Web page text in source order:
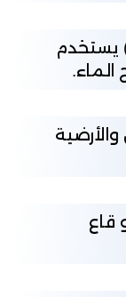
يستخدم
الماء.
قاع